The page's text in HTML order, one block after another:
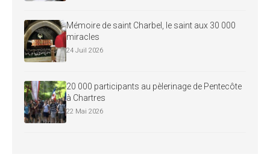
Mémoire de saint Charbel, le saint aux 30 000
miracles
24 Juil 2026
20 000 participants au pèlerinage de Pentecôte
à Chartres
22 Mai 2026